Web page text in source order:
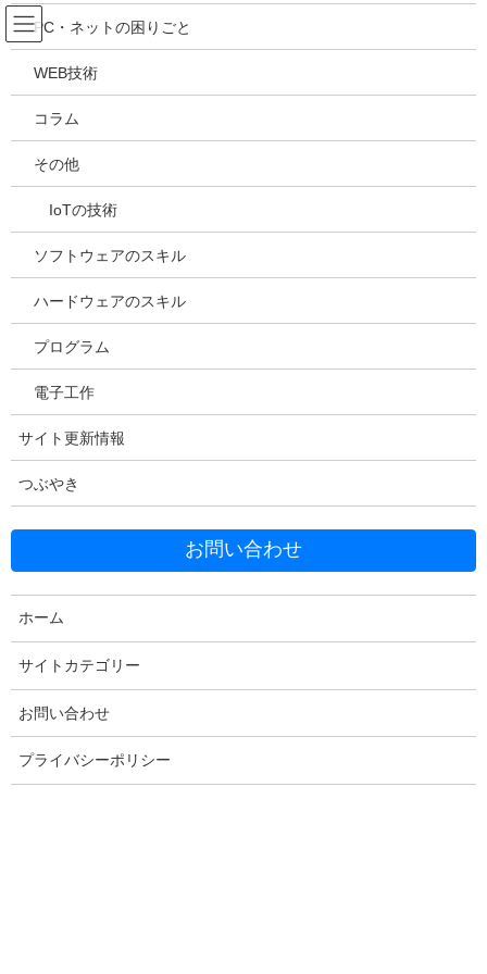
コ
ン
テ
ツ
ス
ッ
ナ
ビ
ゲ
シ
ン
移
吉川万能ＩＴ研究所
メディア
HOME
2021年8月30日
20210830160344
Threads
Copy
PC・ネットの困りごと
WEB技術
コラム
その他
IoTの技術
ソフトウェアのスキル
ハードウェアのスキル
プログラム
電子工作
サイト更新情報
つぶやき
お問い合わせ
ホーム
サイトカテゴリー
お問い合わせ
プライバシーポリシー